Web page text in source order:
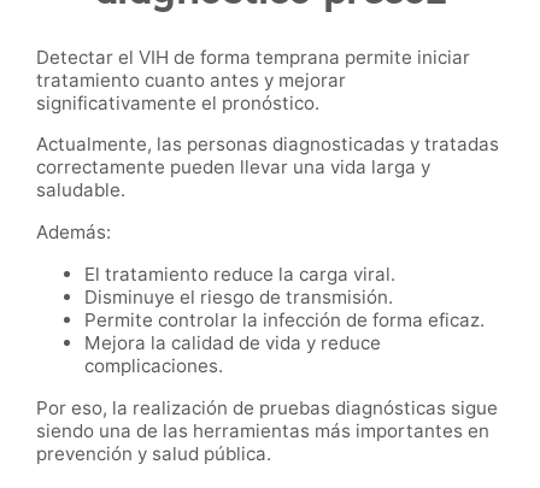
Detectar el VIH de forma temprana permite iniciar
tratamiento cuanto antes y mejorar
significativamente el pronóstico.
Actualmente, las personas diagnosticadas y tratadas
correctamente pueden llevar una vida larga y
saludable.
Además:
El tratamiento reduce la carga viral.
Disminuye el riesgo de transmisión.
Permite controlar la infección de forma eficaz.
Mejora la calidad de vida y reduce
complicaciones.
Por eso, la realización de pruebas diagnósticas sigue
siendo una de las herramientas más importantes en
prevención y salud pública.